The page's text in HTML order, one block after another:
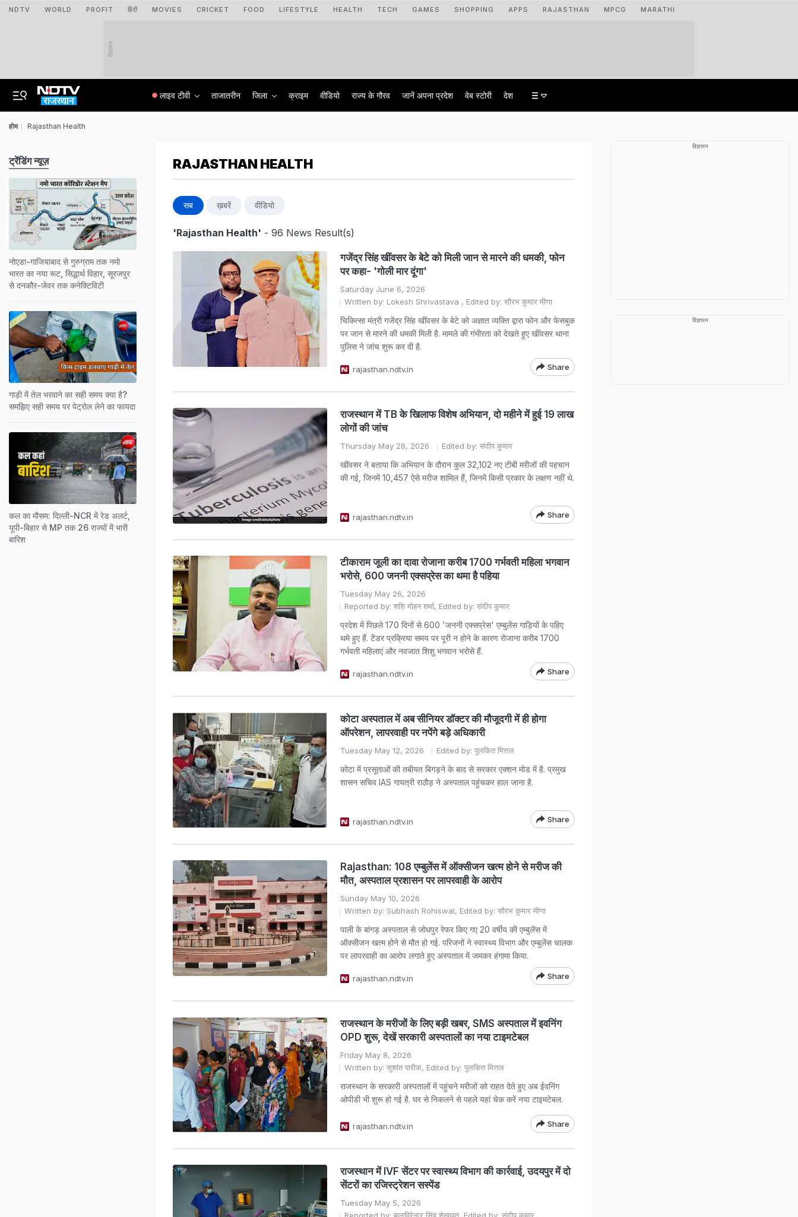
NDTV WORLD PROFIT हिंदी MOVIES CRICKET FOOD LIFESTYLE HEALTH TECH GAMES SHOPPING APPS RAJASTHAN MPCG MARATHI
विज्ञापन
लाइव टीवी ताजातरीन जिला क्राइम वीडियो राज्‍य के गौरव जानें अपना प्रदेश वेब स्टोरी देश
होम Rajasthan Health
RAJASTHAN HEALTH
सब ख़बरें वीडियो
'Rajasthan Health' - 96 News Result(s)
गजेंद्र सिंह खींवसर के बेटे को मिली जान से मारने की धमकी, फोन
पर कहा- 'गोली मार दूंगा'
Saturday June 6, 2026
Written by: Lokesh Shrivastava , Edited by: सौरभ कुमार मीणा
चिकित्सा मंत्री गजेंद्र सिंह खींवसर के बेटे को अज्ञात व्यक्ति द्वारा फोन और फेसबुक
पर जान से मारने की धमकी मिली है. मामले की गंभीरता को देखते हुए खींवसर थाना
पुलिस ने जांच शुरू कर दी है.
rajasthan.ndtv.in Share
राजस्थान में TB के खिलाफ विशेष अभियान, दो महीने में हुई 19 लाख
लोगों की जांच
Thursday May 28, 2026 Edited by: संदीप कुमार
खींवसर ने बताया कि अभियान के दौरान कुल 32,102 नए टीबी मरीजों की पहचान
की गई, जिनमें 10,457 ऐसे मरीज शामिल हैं, जिनमें किसी प्रकार के लक्षण नहीं थे.
rajasthan.ndtv.in Share
टीकाराम जूली का दावा रोजाना करीब 1700 गर्भवती महिला भगवान
भरोसे, 600 जननी एक्सप्रेस का थमा है पहिया
Tuesday May 26, 2026
Reported by: शशि मोहन शर्मा, Edited by: संदीप कुमार
प्रदेश में पिछले 170 दिनों से 600 'जननी एक्सप्रेस' एम्बुलेंस गाड़ियों के पहिए
थमे हुए हैं. टेंडर प्रक्रिया समय पर पूरी न होने के कारण रोजाना करीब 1700
गर्भवती महिलाएं और नवजात शिशु भगवान भरोसे हैं.
rajasthan.ndtv.in Share
कोटा अस्पताल में अब सीनियर डॉक्टर की मौजूदगी में ही होगा
ऑपरेशन, लापरवाही पर नपेंगे बड़े अधिकारी
Tuesday May 12, 2026 Edited by: पुलकित मित्तल
कोटा में प्रसूताओं की तबीयत बिगड़ने के बाद से सरकार एक्शन मोड में है. प्रमुख
शासन सचिव IAS गायत्री राठौड़ ने अस्पताल पहुंचकर हाल जाना है.
rajasthan.ndtv.in Share
Rajasthan: 108 एम्बुलेंस में ऑक्सीजन खत्म होने से मरीज की
मौत, अस्पताल प्रशासन पर लापरवाही के आरोप
Sunday May 10, 2026
Written by: Subhash Rohiswal, Edited by: सौरभ कुमार मीणा
पाली के बांगड़ अस्पताल से जोधपुर रेफर किए गए 20 वर्षीय की एम्बुलेंस में
ऑक्सीजन खत्म होने से मौत हो गई. परिजनों ने स्वास्थ्य विभाग और एम्बुलेंस चालक
पर लापरवाही का आरोप लगाते हुए अस्पताल में जमकर हंगामा किया.
rajasthan.ndtv.in Share
राजस्थान के मरीजों के लिए बड़ी खबर, SMS अस्पताल में इवनिंग
OPD शुरू, देखें सरकारी अस्पतालों का नया टाइमटेबल
Friday May 8, 2026
Written by: सुशांत पारीक, Edited by: पुलकित मित्तल
राजस्थान के सरकारी अस्पतालों में पहुंचने मरीजों को राहत देते हुए अब ईवनिंग
ओपीडी भी शुरू हो गई है. घर से निकलने से पहले यहां चेक करें नया टाइमटेबल.
rajasthan.ndtv.in Share
राजस्थान में IVF सेंटर पर स्वास्थ्य विभाग की कार्रवाई, उदयपुर में दो
सेंटरों का रजिस्ट्रेशन सस्पेंड
Tuesday May 5, 2026
ट्रेंडिंग न्यूज़
नोएडा-गाजियाबाद से गुरुग्राम तक नमो
भारत का नया रूट, सिद्धार्थ विहार, सूरजपुर
से दनकौर-जेवर तक कनेक्टिविटी
गाड़ी में तेल भरवाने का सही समय क्या है?
समझिए सही समय पर पेट्रोल लेने का फायदा
कल का मौसम: दिल्ली-NCR में रेड अलर्ट,
यूपी-बिहार से MP तक 26 राज्यों में भारी
बारिश
विज्ञापन
विज्ञापन